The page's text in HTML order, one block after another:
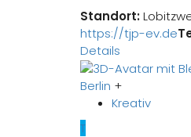
Standort:
https://tjp-ev.de
Details
Berlin +
Kreativ
T